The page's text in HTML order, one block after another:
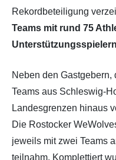
Rekordbeteiligung
Teams mit rund 75
Unterstützungsspielern
Neben den
Teams aus Schleswig-
Landesgrenzen hinaus
Die Rostocker
jeweils mit zwei Teams
teilnahm. Komplettiert